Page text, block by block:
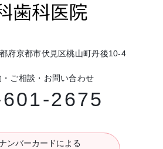
府京都市伏見区桃山町丹後10-4
・ご相談・お問い合わせ
2675
ンバーカードによる